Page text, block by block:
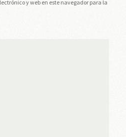
y web en este navegador para la